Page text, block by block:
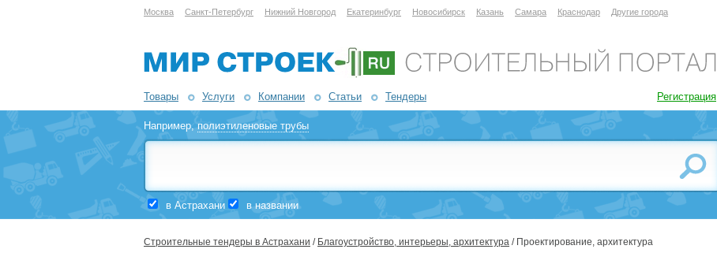
Москва Санкт-Петербург Нижний Новгород Екатеринбург Новосибирск Казань Самара Краснодар Другие города
Товары Услуги Компании Статьи Тендеры Регистрация
Например,полиэтиленовые трубы
в Астрахани в названии
Строительные тендеры в Астрахани / Благоустройство, интерьеры, архитектура / Проектирование, архитектура